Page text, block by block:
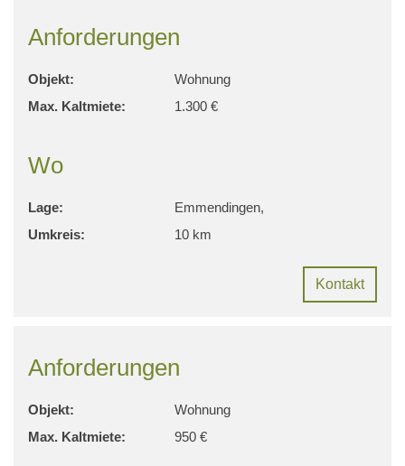
Anforderungen
Objekt:
Wohnung
Max. Kaltmiete:
1.300 €
Wo
Lage:
Emmendingen,
Umkreis:
10 km
Kontakt
Anforderungen
Objekt:
Wohnung
Max. Kaltmiete:
950 €